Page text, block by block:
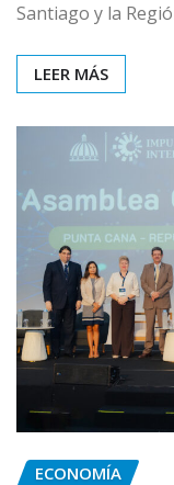
Santiago y la
LEER MÁS
ECONOMÍA